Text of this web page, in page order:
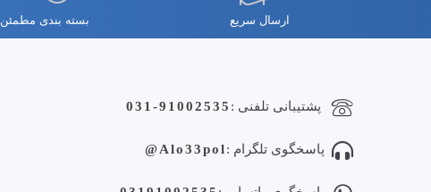
ارسال سریع بسته بندی مطمئن
پشتیبانی تلفنی : 031-91002535
پاسخگوی تلگرام :Alo33pol@